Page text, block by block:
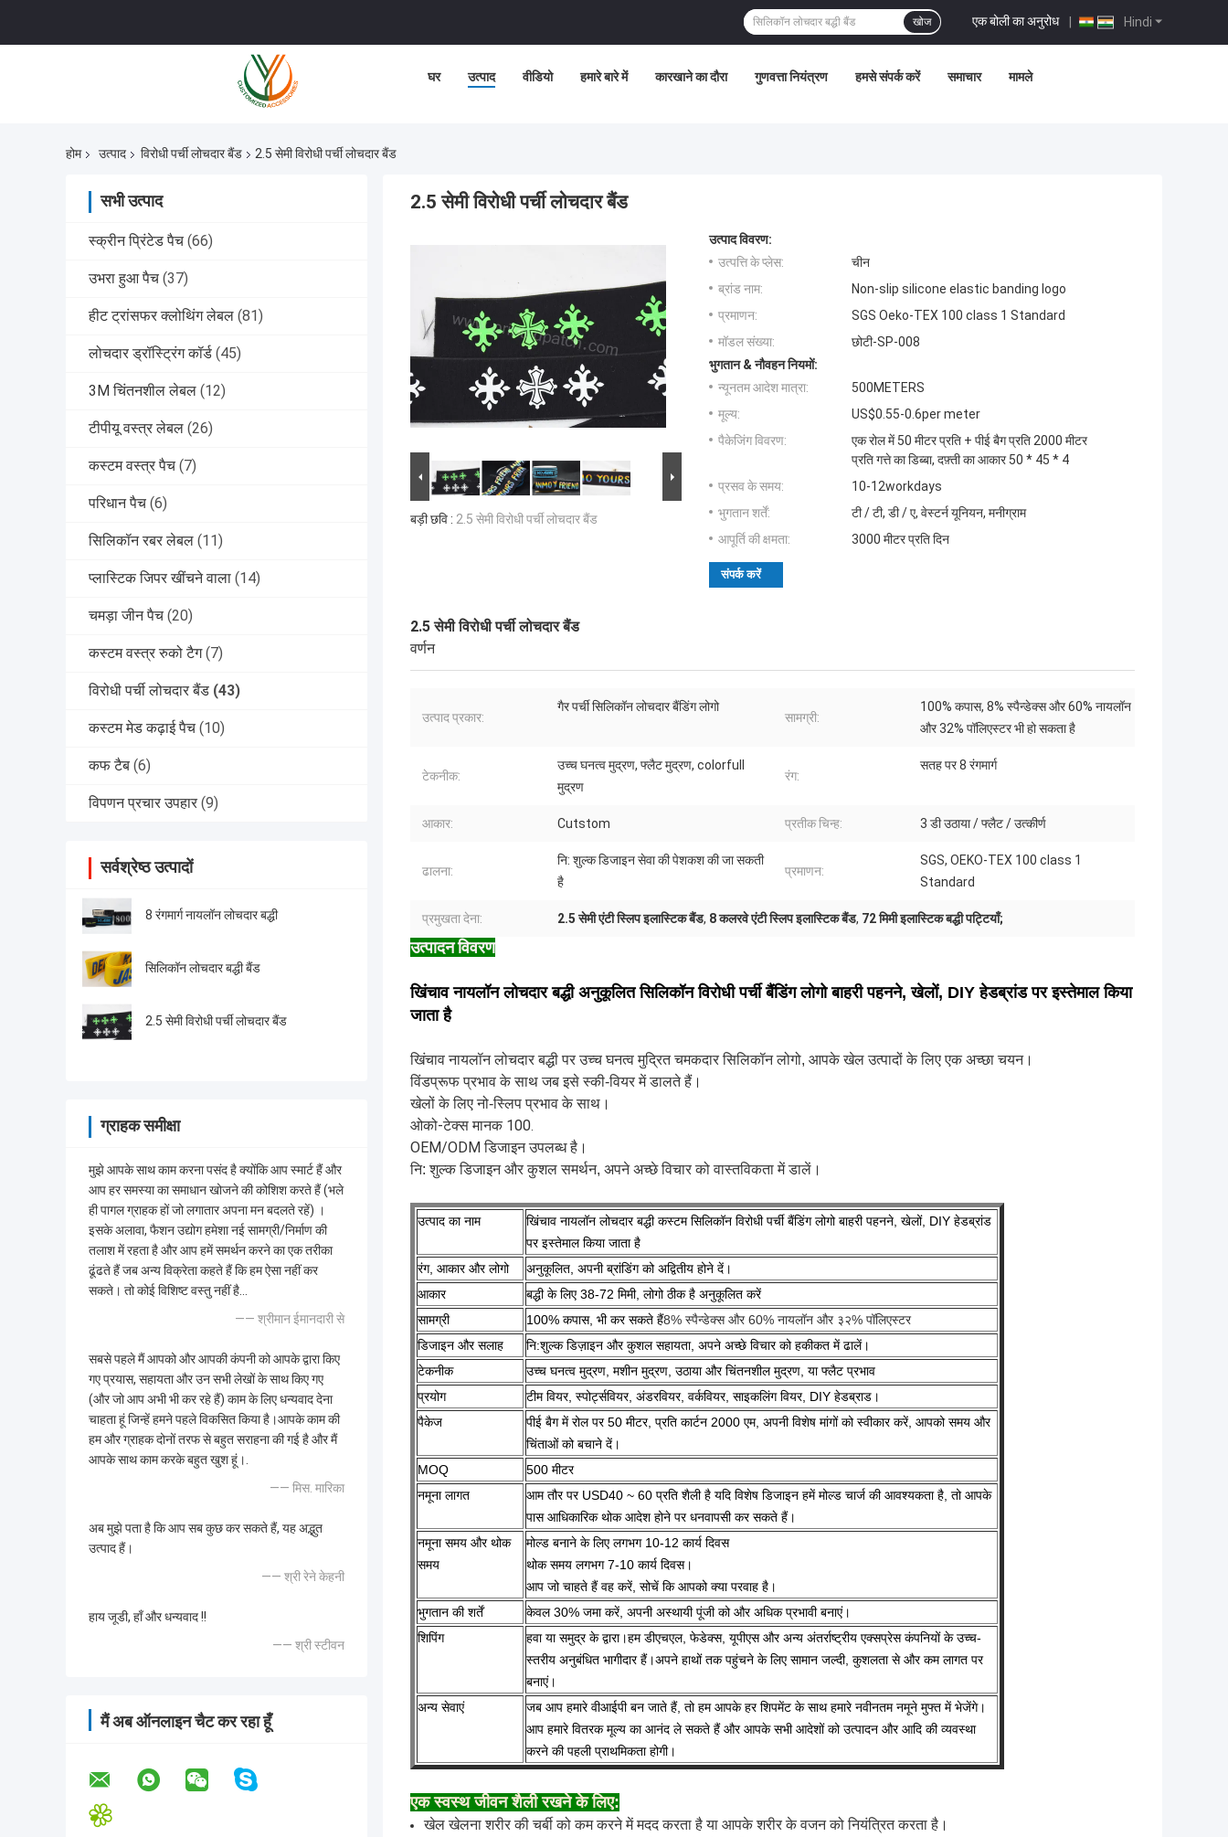
Hindi
एक बोली का अनुरोध |
खोज
घर उत्पाद वीडियो हमारे बारे में कारखाने का दौरा गुणवत्ता नियंत्रण हमसे संपर्क करें समाचार मामले
होम उत्पाद विरोधी पर्ची लोचदार बैंड 2.5 सेमी विरोधी पर्ची लोचदार बैंड
सभी उत्पाद
स्क्रीन प्रिंटेड पैच (66)
उभरा हुआ पैच (37)
हीट ट्रांसफर क्लोथिंग लेबल (81)
लोचदार ड्रॉस्ट्रिंग कॉर्ड (45)
3M चिंतनशील लेबल (12)
टीपीयू वस्त्र लेबल (26)
कस्टम वस्त्र पैच (7)
परिधान पैच (6)
सिलिकॉन रबर लेबल (11)
प्लास्टिक जिपर खींचने वाला (14)
चमड़ा जीन पैच (20)
कस्टम वस्त्र रुको टैग (7)
विरोधी पर्ची लोचदार बैंड (43)
कस्टम मेड कढ़ाई पैच (10)
कफ टैब (6)
विपणन प्रचार उपहार (9)
सर्वश्रेष्ठ उत्पादों
8 रंगमार्ग नायलॉन लोचदार बद्धी
सिलिकॉन लोचदार बद्धी बैंड
2.5 सेमी विरोधी पर्ची लोचदार बैंड
ग्राहक समीक्षा
मुझे आपके साथ काम करना पसंद है क्योंकि आप स्मार्ट हैं और
आप हर समस्या का समाधान खोजने की कोशिश करते हैं (भले
ही पागल ग्राहक हों जो लगातार अपना मन बदलते रहें) ।
इसके अलावा, फैशन उद्योग हमेशा नई सामग्री/निर्माण की
तलाश में रहता है और आप हमें समर्थन करने का एक तरीका
ढूंढते हैं जब अन्य विक्रेता कहते हैं कि हम ऐसा नहीं कर
सकते। तो कोई विशिष्ट वस्तु नहीं है...
—— श्रीमान ईमानदारी से
सबसे पहले मैं आपको और आपकी कंपनी को आपके द्वारा किए
गए प्रयास, सहायता और उन सभी लेखों के साथ किए गए
(और जो आप अभी भी कर रहे हैं) काम के लिए धन्यवाद देना
चाहता हूं जिन्हें हमने पहले विकसित किया है।आपके काम की
हम और ग्राहक दोनों तरफ से बहुत सराहना की गई है और मैं
आपके साथ काम करके बहुत खुश हूं।.
—— मिस. मारिका
अब मुझे पता है कि आप सब कुछ कर सकते हैं, यह अद्भुत
उत्पाद हैं।
—— श्री रेने केहनी
हाय जूडी, हाँ और धन्यवाद !!
—— श्री स्टीवन
मैं अब ऑनलाइन चैट कर रहा हूँ
2.5 सेमी विरोधी पर्ची लोचदार बैंड
बड़ी छवि : 2.5 सेमी विरोधी पर्ची लोचदार बैंड
उत्पाद विवरण:
उत्पत्ति के प्लेस:
चीन
ब्रांड नाम:
Non-slip silicone elastic banding logo
प्रमाणन:
SGS Oeko-TEX 100 class 1 Standard
मॉडल संख्या:
छोटी-SP-008
भुगतान & नौवहन नियमों:
न्यूनतम आदेश मात्रा:
500METERS
मूल्य:
US$0.55-0.6per meter
पैकेजिंग विवरण:
एक रोल में 50 मीटर प्रति + पीई बैग प्रति 2000 मीटर
प्रति गत्ते का डिब्बा, दफ़्ती का आकार 50 * 45 * 4
प्रसव के समय:
10-12workdays
भुगतान शर्तें:
टी / टी, डी / ए, वेस्टर्न यूनियन, मनीग्राम
आपूर्ति की क्षमता:
3000 मीटर प्रति दिन
संपर्क करें
2.5 सेमी विरोधी पर्ची लोचदार बैंड
वर्णन
उत्पाद प्रकार:
गैर पर्ची सिलिकॉन लोचदार बैंडिंग लोगो
सामग्री:
100% कपास, 8% स्पैन्डेक्स और 60% नायलॉन
और 32% पॉलिएस्टर भी हो सकता है
टेकनीक:
उच्च घनत्व मुद्रण, फ्लैट मुद्रण, colorfull
मुद्रण
रंग:
सतह पर 8 रंगमार्ग
आकार: Cutstom प्रतीक चिन्ह: 3 डी उठाया / फ्लैट / उत्कीर्ण
ढालना:
नि: शुल्क डिजाइन सेवा की पेशकश की जा सकती
है
प्रमाणन:
SGS, OEKO-TEX 100 class 1
Standard
प्रमुखता देना: 2.5 सेमी एंटी स्लिप इलास्टिक बैंड, 8 कलरवे एंटी स्लिप इलास्टिक बैंड, 72 मिमी इलास्टिक बद्धी पट्टियाँ;
उत्पादन विवरण
खिंचाव नायलॉन लोचदार बद्धी अनुकूलित सिलिकॉन विरोधी पर्ची बैंडिंग लोगो बाहरी पहनने, खेलों, DIY हेडब्रांड पर इस्तेमाल किया
जाता है
खिंचाव नायलॉन लोचदार बद्धी पर उच्च घनत्व मुद्रित चमकदार सिलिकॉन लोगो, आपके खेल उत्पादों के लिए एक अच्छा चयन।
विंडप्रूफ प्रभाव के साथ जब इसे स्की-वियर में डालते हैं।
खेलों के लिए नो-स्लिप प्रभाव के साथ।
ओको-टेक्स मानक 100.
OEM/ODM डिजाइन उपलब्ध है।
नि: शुल्क डिजाइन और कुशल समर्थन, अपने अच्छे विचार को वास्तविकता में डालें।
उत्पाद का नाम
खिंचाव नायलॉन लोचदार बद्धी कस्टम सिलिकॉन विरोधी पर्ची बैंडिंग लोगो बाहरी पहनने, खेलों, DIY हेडब्रांड
पर इस्तेमाल किया जाता है
रंग, आकार और लोगो
अनुकूलित, अपनी ब्रांडिंग को अद्वितीय होने दें।
आकार
बद्धी के लिए 38-72 मिमी, लोगो ठीक है अनुकूलित करें
सामग्री
100% कपास, भी कर सकते हैं8% स्पैन्डेक्स और 60% नायलॉन और ३२% पॉलिएस्टर
डिजाइन और सलाह
नि:शुल्क डिज़ाइन और कुशल सहायता, अपने अच्छे विचार को हकीकत में ढालें।
टेकनीक
उच्च घनत्व मुद्रण, मशीन मुद्रण, उठाया और चिंतनशील मुद्रण, या फ्लैट प्रभाव
प्रयोग
टीम वियर, स्पोर्ट्सवियर, अंडरवियर, वर्कवियर, साइकलिंग वियर, DIY हेडब्राड।
पैकेज
पीई बैग में रोल पर 50 मीटर, प्रति कार्टन 2000 एम, अपनी विशेष मांगों को स्वीकार करें, आपको समय और
चिंताओं को बचाने दें।
MOQ
500 मीटर
नमूना लागत
आम तौर पर USD40 ~ 60 प्रति शैली है यदि विशेष डिजाइन हमें मोल्ड चार्ज की आवश्यकता है, तो आपके
पास आधिकारिक थोक आदेश होने पर धनवापसी कर सकते हैं।
नमूना समय और थोक
समय
मोल्ड बनाने के लिए लगभग 10-12 कार्य दिवस
थोक समय लगभग 7-10 कार्य दिवस।
आप जो चाहते हैं वह करें, सोचें कि आपको क्या परवाह है।
भुगतान की शर्तें
केवल 30% जमा करें, अपनी अस्थायी पूंजी को और अधिक प्रभावी बनाएं।
शिपिंग
हवा या समुद्र के द्वारा।हम डीएचएल, फेडेक्स, यूपीएस और अन्य अंतर्राष्ट्रीय एक्सप्रेस कंपनियों के उच्च-
स्तरीय अनुबंधित भागीदार हैं।अपने हाथों तक पहुंचने के लिए सामान जल्दी, कुशलता से और कम लागत पर
बनाएं।
अन्य सेवाएं
जब आप हमारे वीआईपी बन जाते हैं, तो हम आपके हर शिपमेंट के साथ हमारे नवीनतम नमूने मुफ्त में भेजेंगे।
आप हमारे वितरक मूल्य का आनंद ले सकते हैं और आपके सभी आदेशों को उत्पादन और आदि की व्यवस्था
करने की पहली प्राथमिकता होगी।
एक स्वस्थ जीवन शैली रखने के लिए:
खेल खेलना शरीर की चर्बी को कम करने में मदद करता है या आपके शरीर के वजन को नियंत्रित करता है।